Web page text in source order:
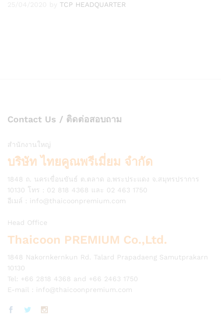
TCP HEADQUARTER
Contact Us / ติดต่อสอบถาม
สำนักงานใหญ่
บริษัท ไทยคูณพรีเมี่ยม จำกัด
1848 ถ. นครเขื่อนขันธ์ ต.ตลาด อ.พระประแดง จ.สมุทรปราการ
10130 โทร : 02 818 4368 และ 02 463 1750
อีเมล์ : info@thaicoonpremium.com
Head Office
Thaicoon PREMIUM Co.,Ltd.
1848 Nakornkernkun Rd. Talard Prapadaeng Samutprakarn
10130
Tel: +66 2818 4368 and +66 2463 1750
E-mail : info@thaicoonpremium.com